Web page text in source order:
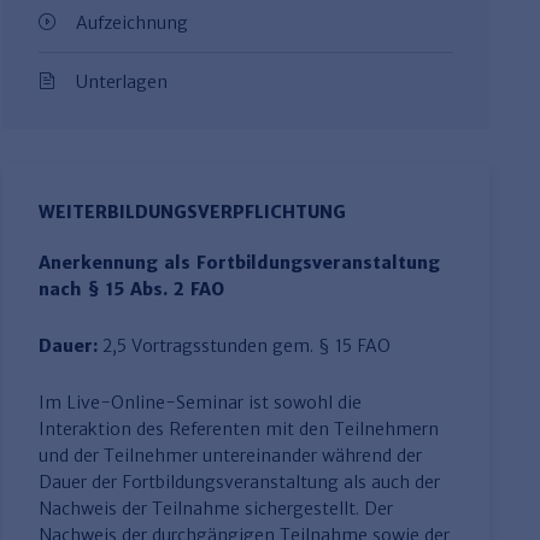
Aufzeichnung
Unterlagen
WEITERBILDUNGSVERPFLICHTUNG
Anerkennung als Fortbildungsveranstaltung
nach § 15 Abs. 2 FAO
Dauer:2,5 Vortragsstunden gem. § 15 FAO
Im Live-Online-Seminar ist sowohl die
Interaktion des Referenten mit den Teilnehmern
und der Teilnehmer untereinander während der
Dauer der Fortbildungsveranstaltung als auch der
Nachweis der Teilnahme sichergestellt. Der
Nachweis der durchgängigen Teilnahme sowie der